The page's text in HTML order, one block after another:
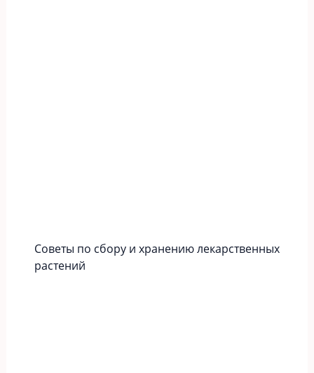
Советы по сбору и хранению лекарственных
растений